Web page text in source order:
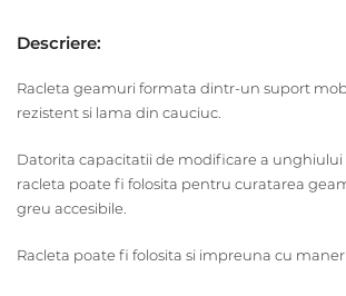
Descriere:
Racleta geamuri formata dintr-un suport
rezistent si lama din cauciuc.
Datorita capacitatii de modificare a unghiului
racleta poate fi folosita pentru curatarea
greu accesibile.
Racleta poate fi folosita si impreuna cu